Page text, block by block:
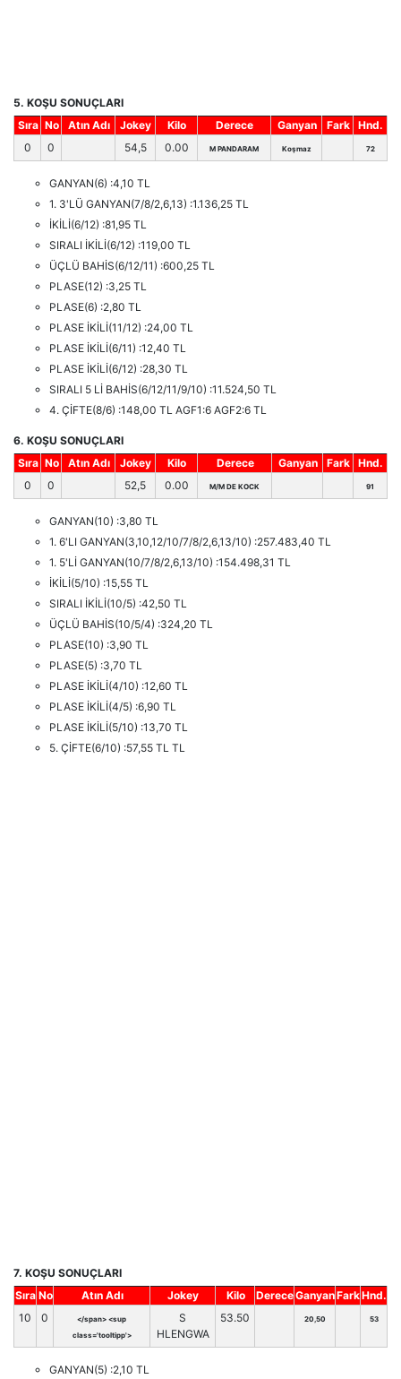
5. KOŞU SONUÇLARI
Sıra No Atın Adı Jokey Kilo Derece Ganyan Fark
Hnd.
0
0 54,5 0.00 M PANDARAM Koşmaz 72
GANYAN(6) :4,10 TL
1. 3'LÜ GANYAN(7/8/2,6,13) :1.136,25 TL
İKİLİ(6/12) :81,95 TL
SIRALI İKİLİ(6/12) :119,00 TL
ÜÇLÜ BAHİS(6/12/11) :600,25 TL
PLASE(12) :3,25 TL
PLASE(6) :2,80 TL
PLASE İKİLİ(11/12) :24,00 TL
PLASE İKİLİ(6/11) :12,40 TL
PLASE İKİLİ(6/12) :28,30 TL
SIRALI 5 Lİ BAHİS(6/12/11/9/10) :11.524,50 TL
4. ÇİFTE(8/6) :148,00 TL AGF1:6 AGF2:6 TL
6. KOŞU SONUÇLARI
Sıra No Atın Adı Jokey Kilo Derece Ganyan Fark Hnd.
0
0 52,5 0.00 M/M DE KOCK 91
GANYAN(10) :3,80 TL
1. 6'LI GANYAN(3,10,12/10/7/8/2,6,13/10) :257.483,40 TL
1. 5'Lİ GANYAN(10/7/8/2,6,13/10) :154.498,31 TL
İKİLİ(5/10) :15,55 TL
SIRALI İKİLİ(10/5) :42,50 TL
ÜÇLÜ BAHİS(10/5/4) :324,20 TL
PLASE(10) :3,90 TL
PLASE(5) :3,70 TL
PLASE İKİLİ(4/10) :12,60 TL
PLASE İKİLİ(4/5) :6,90 TL
PLASE İKİLİ(5/10) :13,70 TL
5. ÇİFTE(6/10) :57,55 TL TL
7. KOŞU SONUÇLARI
Sıra No Atın Adı Jokey Kilo DereceGanyanFarkHnd.
10
0
</span> <sup
class='tooltipp'>
S
HLENGWA
53.50 20,50 53
GANYAN(5) :2,10 TL